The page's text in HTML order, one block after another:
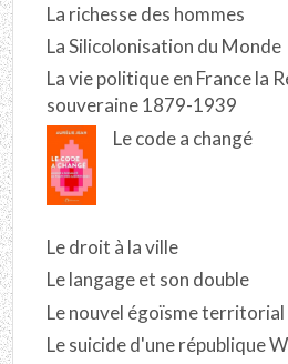
La richesse des hommes
La Silicolonisation du Monde
La vie politique en France la
souveraine 1879-1939
Le code a changé
Le droit à la ville
Le langage et son double
Le nouvel égoïsme territorial
Le suicide d'une république